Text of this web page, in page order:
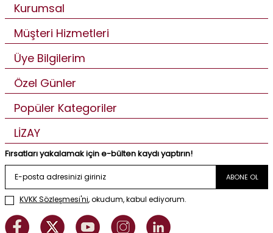
Kurumsal
Müşteri Hizmetleri
Üye Bilgilerim
Özel Günler
Popüler Kategoriler
LİZAY
Fırsatları yakalamak için e-bülten kaydı yaptırın!
ABONE OL
KVKK Sözleşmesi'ni, okudum, kabul ediyorum.